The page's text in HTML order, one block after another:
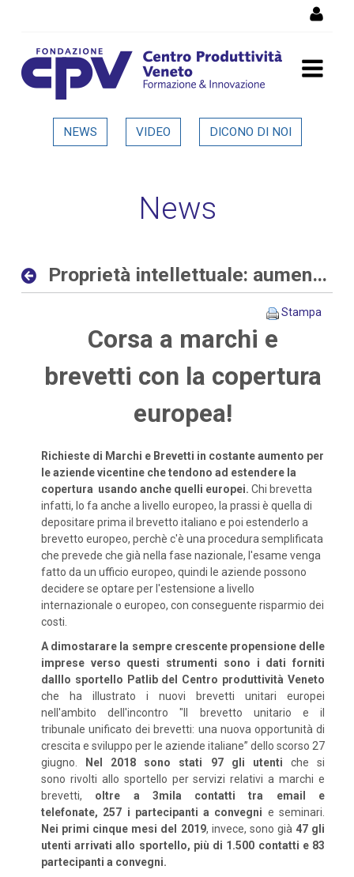
Proprietà intellettuale:
delle aziende allo sportello
evidenza
NEWS VIDEO DICONO DI NOI
News
Proprietà intellettuale: aumentano le richieste delle aziende allo sportello del CPV
Stampa
Corsa a marchi e
brevetti con la copertura
europea!
Richieste di Marchi e Brevetti in costante aumento per
le aziende vicentine che tendono ad estendere la
copertura usando anche quelli europei. Chi brevetta
infatti, lo fa anche a livello europeo, la prassi è quella di
depositare prima il brevetto italiano e poi estenderlo a
brevetto europeo, perchè c'è una procedura semplificata
che prevede che già nella fase nazionale, l'esame venga
fatto da un ufficio europeo, quindi le aziende possono
decidere se optare per l'estensione a livello
internazionale o europeo, con conseguente risparmio dei
costi.
A dimostarare la sempre crescente propensione delle
imprese verso questi strumenti sono i dati forniti
dalllo sportello Patlib del Centro produttività Veneto
che ha illustrato i nuovi brevetti unitari europei
nell'ambito dell'incontro "Il brevetto unitario e il
tribunale unificato dei brevetti: una nuova opportunità di
crescita e sviluppo per le aziende italiane” dello scorso 27
giugno.
Nel 2018 sono stati 97 gli utenti che si
sono rivolti allo sportello per servizi relativi a marchi e
brevetti, oltre a 3mila contatti tra email e
telefonate, 257 i partecipanti a convegni e seminari.
Nei primi cinque mesi del 2019, invece, sono già 47 gli
utenti arrivati allo sportello, più di 1.500 contatti e 83
partecipanti a convegni.